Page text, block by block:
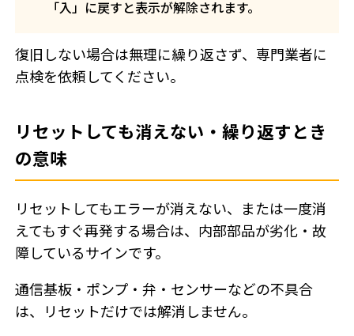
「入」に戻すと表示が解除されます。
復旧しない場合は無理に繰り返さず、専門業者に
点検を依頼してください。
リセットしても消えない・繰り返すとき
の意味
リセットしてもエラーが消えない、または一度消
えてもすぐ再発する場合は、内部部品が劣化・故
障しているサインです。
通信基板・ポンプ・弁・センサーなどの不具合
は、リセットだけでは解消しません。